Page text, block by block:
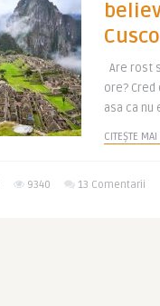
Are rost
ore?
asa ca nu
CITEȘTE MAI
9340 13 Comentarii